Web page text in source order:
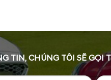
TIN, CHÚNG TÔI SẼ GỌI